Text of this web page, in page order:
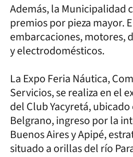
Además, la Municipalidad
premios por pieza mayor.
embarcaciones, motores,
y electrodomésticos.
La Expo Feria Náutica,
Servicios, se realiza en el
del Club Yacyretá,
Belgrano, ingreso por la
Buenos Aires y Apipé,
situado a orillas del río